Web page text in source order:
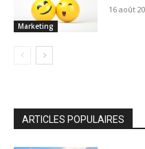
Marketing
16 août
ARTICLES POPULAIRES